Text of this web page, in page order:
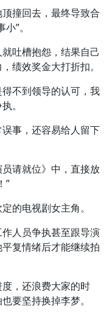
撞回去，最终导致合
”。
吐槽抱怨，结果自己
绩效奖金大打折扣。
不到领导的认可，我
。
事，还容易给人留下
请就位》中，直接放
”
的电视剧女主角。
人员争执甚至跟导演
复情绪后才能继续拍
，还浪费大家的时
要坚持换掉李梦。